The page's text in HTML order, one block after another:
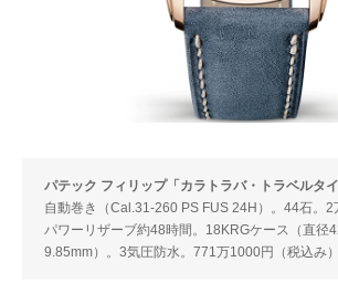
パテック フィリップ「カラトラバ・トラベルタ
自動巻き（Cal.31-260 PS FUS 24H）。44石。2
パワーリザーブ約48時間。18KRGケース（直径
9.85mm）。3気圧防水。771万1000円（税込み）